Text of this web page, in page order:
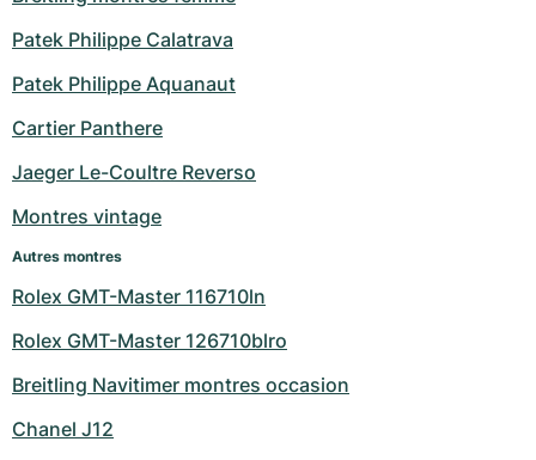
Patek Philippe Calatrava
Patek Philippe Aquanaut
Cartier Panthere
Jaeger Le-Coultre Reverso
Montres vintage
Autres montres
Rolex GMT-Master 116710ln
Rolex GMT-Master 126710blro
Breitling Navitimer montres occasion
Chanel J12